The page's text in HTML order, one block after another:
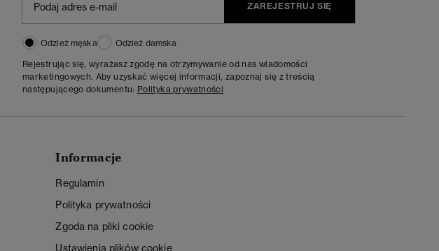
ZAREJESTRUJ SIĘ
Odzież męska
Odzież damska
Rejestrując się, wyrażasz zgodę na otrzymywanie od nas wiadomości
marketingowych. Aby uzyskać więcej informacji, zapoznaj się z treścią
następującego dokumentu: Polityka prywatności
Informacje
Regulamin
Polityka prywatności
Zgoda na pliki cookie
Ustawienia plików cookie